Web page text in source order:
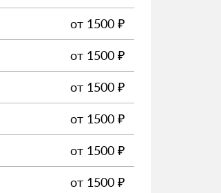
от 1500 ₽
от 1500 ₽
от 1500 ₽
от 1500 ₽
от 1500 ₽
от 1500 ₽